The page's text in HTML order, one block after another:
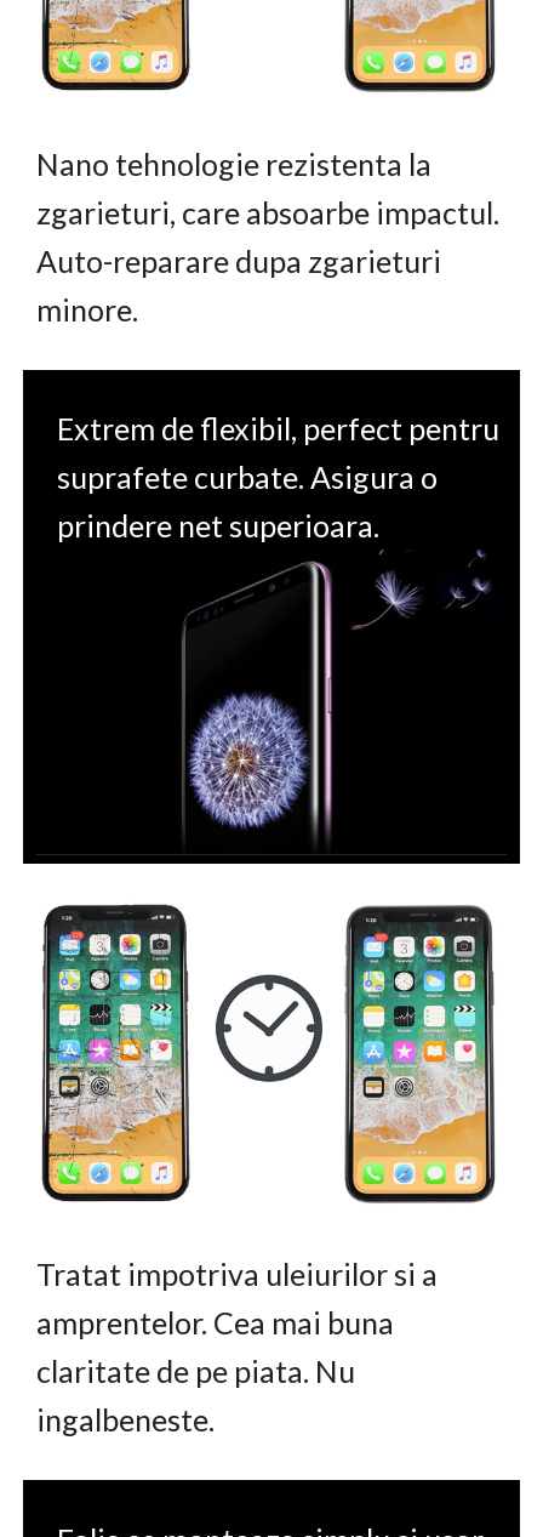
Nano tehnologie rezistenta la
zgarieturi, care absoarbe impactul.
Auto-reparare dupa zgarieturi
minore.
Extrem de flexibil, perfect pentru
suprafete curbate. Asigura o
prindere net superioara.
Tratat impotriva uleiurilor si a
amprentelor. Cea mai buna
claritate de pe piata. Nu
ingalbeneste.